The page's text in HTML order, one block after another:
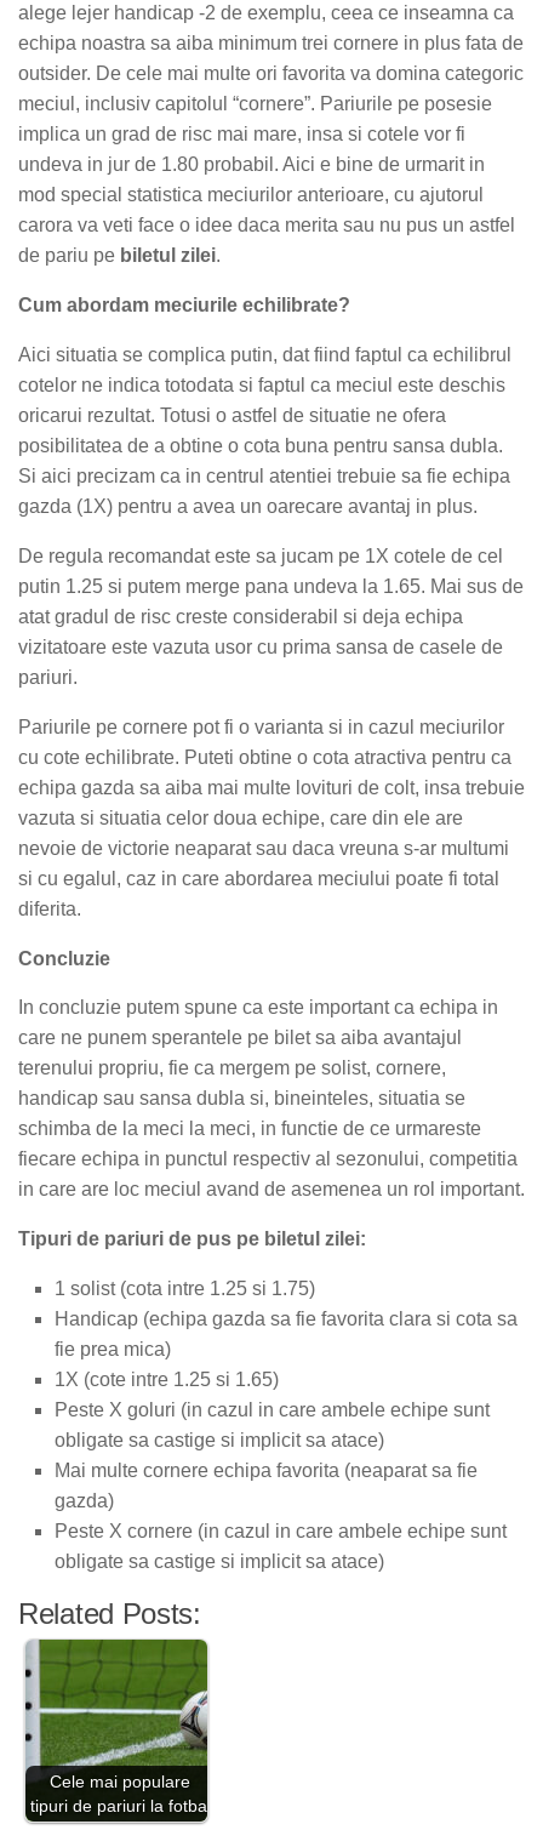
alege lejer handicap -2 de exemplu, ceea ce inseamna ca
echipa noastra sa aiba minimum trei cornere in plus fata de
outsider. De cele mai multe ori favorita va domina categoric
meciul, inclusiv capitolul “cornere”. Pariurile pe posesie
implica un grad de risc mai mare, insa si cotele vor fi
undeva in jur de 1.80 probabil. Aici e bine de urmarit in
mod special statistica meciurilor anterioare, cu ajutorul
carora va veti face o idee daca merita sau nu pus un astfel
de pariu pe biletul zilei.
Cum abordam meciurile echilibrate?
Aici situatia se complica putin, dat fiind faptul ca echilibrul
cotelor ne indica totodata si faptul ca meciul este deschis
oricarui rezultat. Totusi o astfel de situatie ne ofera
posibilitatea de a obtine o cota buna pentru sansa dubla.
Si aici precizam ca in centrul atentiei trebuie sa fie echipa
gazda (1X) pentru a avea un oarecare avantaj in plus.
De regula recomandat este sa jucam pe 1X cotele de cel
putin 1.25 si putem merge pana undeva la 1.65. Mai sus de
atat gradul de risc creste considerabil si deja echipa
vizitatoare este vazuta usor cu prima sansa de casele de
pariuri.
Pariurile pe cornere pot fi o varianta si in cazul meciurilor
cu cote echilibrate. Puteti obtine o cota atractiva pentru ca
echipa gazda sa aiba mai multe lovituri de colt, insa trebuie
vazuta si situatia celor doua echipe, care din ele are
nevoie de victorie neaparat sau daca vreuna s-ar multumi
si cu egalul, caz in care abordarea meciului poate fi total
diferita.
Concluzie
In concluzie putem spune ca este important ca echipa in
care ne punem sperantele pe bilet sa aiba avantajul
terenului propriu, fie ca mergem pe solist, cornere,
handicap sau sansa dubla si, bineinteles, situatia se
schimba de la meci la meci, in functie de ce urmareste
fiecare echipa in punctul respectiv al sezonului, competitia
in care are loc meciul avand de asemenea un rol important.
Tipuri de pariuri de pus pe biletul zilei:
1 solist (cota intre 1.25 si 1.75)
Handicap (echipa gazda sa fie favorita clara si cota sa
fie prea mica)
1X (cote intre 1.25 si 1.65)
Peste X goluri (in cazul in care ambele echipe sunt
obligate sa castige si implicit sa atace)
Mai multe cornere echipa favorita (neaparat sa fie
gazda)
Peste X cornere (in cazul in care ambele echipe sunt
obligate sa castige si implicit sa atace)
Related Posts:
Cele mai populare
tipuri de pariuri la fotbal